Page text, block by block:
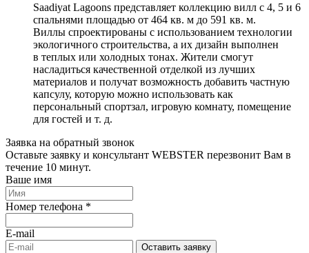
Saadiyat Lagoons представляет коллекцию вилл с 4, 5 и 6
спальнями площадью от 464 кв. м до 591 кв. м.
Виллы спроектированы с использованием технологии
экологичного строительства, а их дизайн выполнен
в теплых или холодных тонах. Жители смогут
насладиться качественной отделкой из лучших
материалов и получат возможность добавить частную
капсулу, которую можно использовать как
персональный спортзал, игровую комнату, помещение
для гостей и т. д.
Заявка на обратный звонок
Оставьте заявку и консультант WEBSTER перезвонит Вам в
течение 10 минут.
Ваше имя
Номер телефона *
E-mail
Оставить заявку